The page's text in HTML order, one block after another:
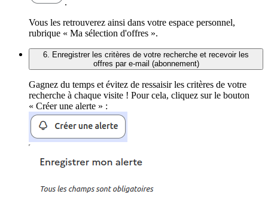
Vous les retrouverez ainsi dans votre espace personnel,
rubrique « Ma sélection d'offres ».
6. Enregistrer les critères de votre recherche et recevoir les
offres par e-mail (abonnement)
Gagnez du temps et évitez de ressaisir les critères de votre
recherche à chaque visite ! Pour cela, cliquez sur le bouton
« Créer une alerte » :